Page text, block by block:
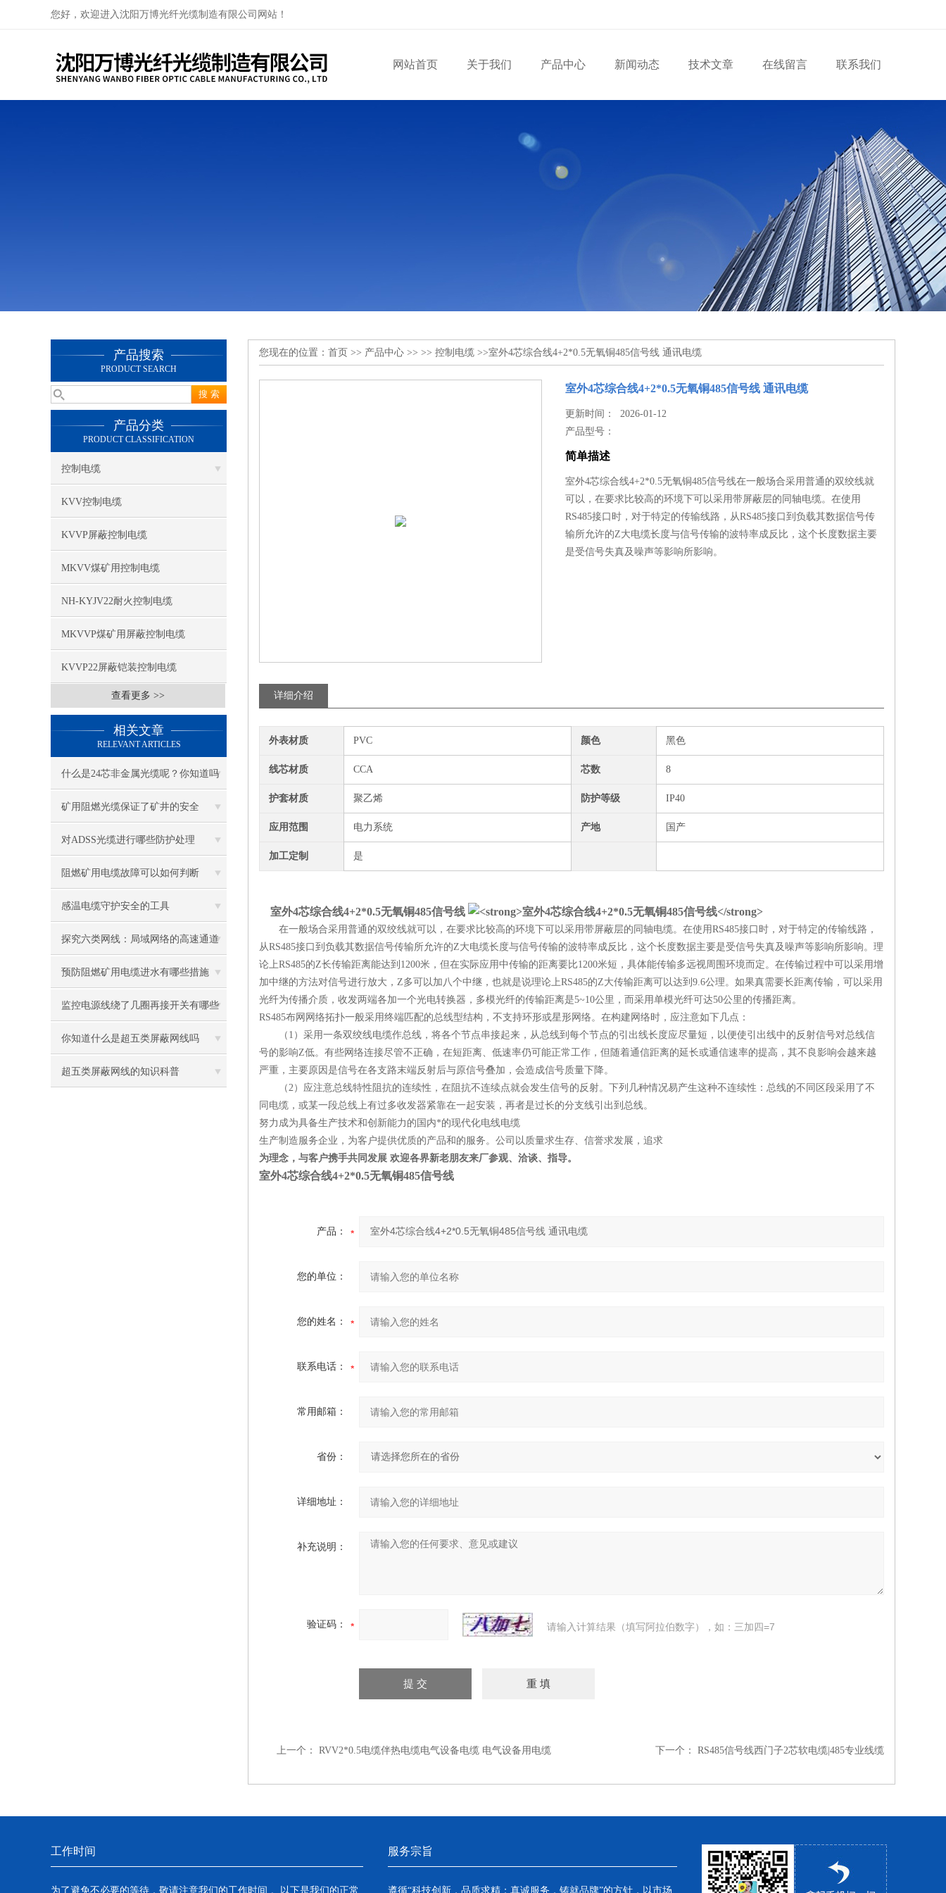
您好，欢迎进入沈阳万博光纤光缆制造有限公司网站！
网站首页 关于我们 产品中心 新闻动态 技术文章 在线留言 联系我们
产品搜索
PRODUCT SEARCH
产品分类
PRODUCT CLASSIFICATION
控制电缆
KVV控制电缆
KVVP屏蔽控制电缆
MKVV煤矿用控制电缆
NH-KYJV22耐火控制电缆
MKVVP煤矿用屏蔽控制电缆
KVVP22屏蔽铠装控制电缆
查看更多 >>
相关文章
RELEVANT ARTICLES
什么是24芯非金属光缆呢？你知道吗
矿用阻燃光缆保证了矿井的安全
对ADSS光缆进行哪些防护处理
阻燃矿用电缆故障可以如何判断
感温电缆守护安全的工具
探究六类网线：局域网络的高速通道
预防阻燃矿用电缆进水有哪些措施
监控电源线绕了几圈再接开关有哪些
用处
你知道什么是超五类屏蔽网线吗
超五类屏蔽网线的知识科普
您现在的位置： 首页 >> 产品中心 >> >> 控制电缆 >>室外4芯综合线4+2*0.5无氧铜485信号线 通讯电缆
室外4芯综合线4+2*0.5无氧铜485信号线 通讯电缆
更新时间： 2026-01-12
产品型号：
简单描述
室外4芯综合线4+2*0.5无氧铜485信号线在一般场合采用普通的双绞线就
可以，在要求比较高的环境下可以采用带屏蔽层的同轴电缆。在使用
RS485接口时，对于特定的传输线路，从RS485接口到负载其数据信号传
输所允许的Z大电缆长度与信号传输的波特率成反比，这个长度数据主要
是受信号失真及噪声等影响所影响。
详细介绍
外表材质 PVC 颜色 黑色
线芯材质 CCA 芯数 8
护套材质 聚乙烯 防护等级 IP40
应用范围 电力系统 产地 国产
加工定制 是
室外4芯综合线4+2*0.5无氧铜485信号线
在一般场合采用普通的双绞线就可以，在要求比较高的环境下可以采用带屏蔽层的同轴电缆。在使用RS485接口时，对于特定的传输线路，
从RS485接口到负载其数据信号传输所允许的Z大电缆长度与信号传输的波特率成反比，这个长度数据主要是受信号失真及噪声等影响所影响。理
论上RS485的Z长传输距离能达到1200米，但在实际应用中传输的距离要比1200米短，具体能传输多远视周围环境而定。在传输过程中可以采用增
加中继的方法对信号进行放大，Z多可以加八个中继，也就是说理论上RS485的Z大传输距离可以达到9.6公理。如果真需要长距离传输，可以采用
光纤为传播介质，收发两端各加一个光电转换器，多模光纤的传输距离是5~10公里，而采用单模光纤可达50公里的传播距离。
RS485布网网络拓扑一般采用终端匹配的总线型结构，不支持环形或星形网络。在构建网络时，应注意如下几点：
（1）采用一条双绞线电缆作总线，将各个节点串接起来，从总线到每个节点的引出线长度应尽量短，以便使引出线中的反射信号对总线信
号的影响Z低。有些网络连接尽管不正确，在短距离、低速率仍可能正常工作，但随着通信距离的延长或通信速率的提高，其不良影响会越来越
严重，主要原因是信号在各支路末端反射后与原信号叠加，会造成信号质量下降。
（2）应注意总线特性阻抗的连续性，在阻抗不连续点就会发生信号的反射。下列几种情况易产生这种不连续性：总线的不同区段采用了不
同电缆，或某一段总线上有过多收发器紧靠在一起安装，再者是过长的分支线引出到总线。
努力成为具备生产技术和创新能力的国内*的现代化电线电缆
生产制造服务企业，为客户提供优质的产品和的服务。公司以质量求生存、信誉求发展，追求
为理念，与客户携手共同发展 欢迎各界新老朋友来厂参观、洽谈、指导。
室外4芯综合线4+2*0.5无氧铜485信号线
产品：
您的单位：
您的姓名：
联系电话：
常用邮箱：
省份：
详细地址：
补充说明：
验证码： 请输入计算结果（填写阿拉伯数字），如：三加四=7
上一个： RVV2*0.5电缆伴热电缆电气设备电缆 电气设备用电缆 下一个： RS485信号线西门子2芯软电缆|485专业线缆
工作时间
为了避免不必要的等待，敬请注意我们的工作时间 。以下是我们的正常
服务宗旨
遵循“科技创新，品质求精；真诚服务，铸就品牌”的方针，以市场